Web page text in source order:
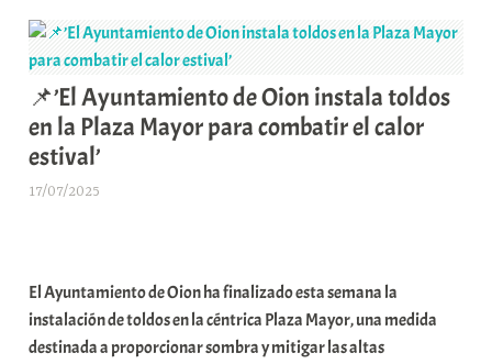
📌’El Ayuntamiento de Oion instala toldos
en la Plaza Mayor para combatir el calor
estival’
17/07/2025
a
r
E
El Ayuntamiento de Oion ha finalizado esta semana la
instalación de toldos en la céntrica Plaza Mayor, una medida
destinada a proporcionar sombra y mitigar las altas